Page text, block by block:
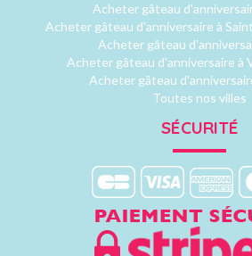
Acheter gâteau
Acheter gâteau d'anniversaire à
Acheter gâteau
Acheter gâteau d'anniversaire à
Acheter gâteau
Toutes nos villes
SÉCURITÉ